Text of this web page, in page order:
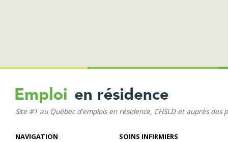
Site #1 au Québec d'emplois en résidence, CHSLD et auprès des
NAVIGATION
SOINS INFIRMIERS